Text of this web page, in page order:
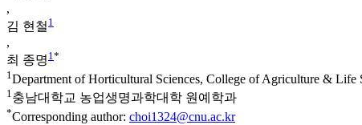
,
김 현철 1
,
최 종명 1*
1Department of Horticultural Sciences, College of Agriculture &
1 충남대학교 농업생명과학대학 원예학과
*Corresponding author: choi1324@cnu.ac.kr